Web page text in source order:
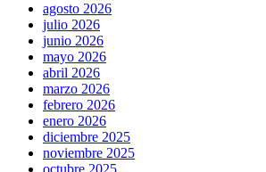
agosto 2026
julio 2026
junio 2026
mayo 2026
abril 2026
marzo 2026
febrero 2026
enero 2026
diciembre 2025
noviembre 2025